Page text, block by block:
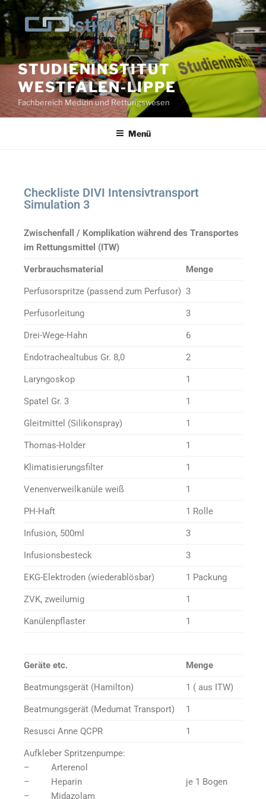
STUDIENINSTITUT
WESTFALEN-LIPPE
Fachbereich Medizin und Rettungswesen
Menü
Checkliste DIVI Intensivtransport
Simulation 3
Zwischenfall / Komplikation während des Transportes
im Rettungsmittel (ITW)
Verbrauchsmaterial Menge
Perfusorspritze (passend zum Perfusor) 3
Perfusorleitung 3
Drei-Wege-Hahn 6
Endotrachealtubus Gr. 8,0 2
Laryngoskop 1
Spatel Gr. 3 1
Gleitmittel (Silikonspray) 1
Thomas-Holder 1
Klimatisierungsfilter 1
Venenverweilkanüle weiß 1
PH-Haft 1 Rolle
Infusion, 500ml 3
Infusionsbesteck 3
EKG-Elektroden (wiederablösbar) 1 Packung
ZVK, zweilumig 1
Kanülenpflaster 1
Geräte etc. Menge
Beatmungsgerät (Hamilton) 1 ( aus ITW)
Beatmungsgerät (Medumat Transport) 1
Resusci Anne QCPR 1
Aufkleber Spritzenpumpe:
– Arterenol
– Heparin
– Midazolam
je 1 Bogen